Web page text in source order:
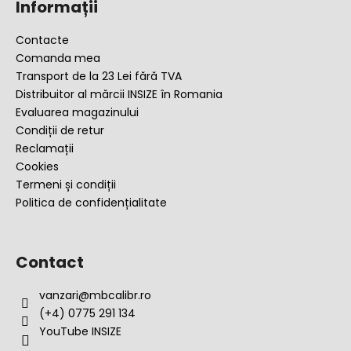
Informații
Contacte
Comanda mea
Transport de la 23 Lei fără TVA
Distribuitor al mărcii INSIZE în Romania
Evaluarea magazinului
Condiții de retur
Reclamații
Cookies
Termeni și condiții
Politica de confidențialitate
Contact
vanzari@mbcalibr.ro
(+4) 0775 291 134
YouTube INSIZE